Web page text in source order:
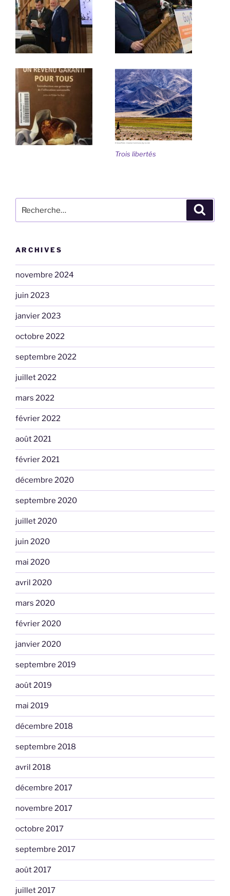
Trois libertés
pour
ARCHIVES
novembre 2024
juin 2023
janvier 2023
octobre 2022
septembre 2022
juillet 2022
mars 2022
février 2022
août 2021
février 2021
décembre 2020
septembre 2020
juillet 2020
juin 2020
mai 2020
avril 2020
mars 2020
février 2020
janvier 2020
septembre 2019
août 2019
mai 2019
décembre 2018
septembre 2018
avril 2018
décembre 2017
novembre 2017
octobre 2017
septembre 2017
août 2017
juillet 2017